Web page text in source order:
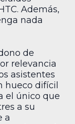
Además,
nada
de
relevancia
asistentes
hueco difícil
el único que
a su
a